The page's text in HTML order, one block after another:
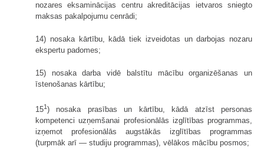
nozares eksaminācijas centru akreditācijas ietvaros sniegto
maksas pakalpojumu cenrādi;
14) nosaka kārtību, kādā tiek izveidotas un darbojas nozaru
ekspertu padomes;
15) nosaka darba vidē balstītu mācību organizēšanas un
īstenošanas kārtību;
151) nosaka prasības un kārtību, kādā atzīst personas
kompetenci uzņemšanai profesionālās izglītības programmas,
izņemot profesionālās augstākās izglītības programmas
(turpmāk arī — studiju programmas), vēlākos mācību posmos;